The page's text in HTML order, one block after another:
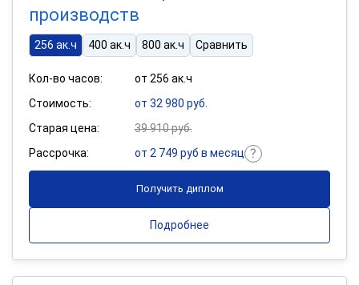
производств
256 ак.ч 400 ак.ч 800 ак.ч Сравнить
Кол-во часов:
от 256 ак.ч
Стоимость:
от 32 980 руб.
Старая цена:
39 910 руб.
Рассрочка:
от 2 749 руб в месяц
Получить диплом
Подробнее